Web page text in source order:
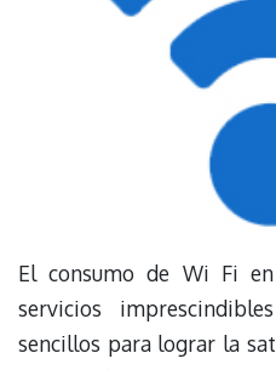
El consumo de Wi Fi
servicios
sencillos para lograr la